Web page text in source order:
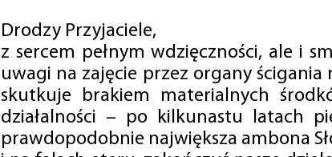
Drodzy Przyjaciele,
z sercem pełnym wdzięczności, ale i
uwagi na zajęcie przez organy
skutkuje brakiem materialnych
działalności – po kilkunastu latach
prawdopodobnie największa ambona